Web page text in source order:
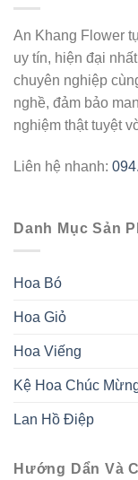
An Khang Flower
uy tín, hiện đại
chuyên nghiệp
nghề, đảm bảo
nghiệm thật tuyệt
Liên hệ nhanh:
Danh Mục Sản
Hoa Bó
Hoa Giỏ
Hoa Viếng
Kệ Hoa Chúc
Lan Hồ Điệp
Hướng Dẩn Và